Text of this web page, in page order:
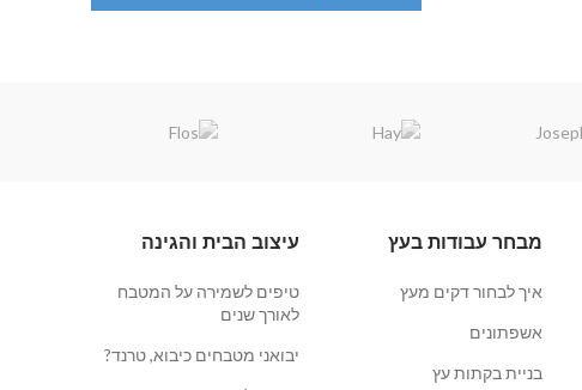
מבחר עבודות בעץ
איך לבחור דקים מעץ
אשפתונים
בניית בקתות עץ
עיצוב הבית והגינה
טיפים לשמירה על המטבח
לאורך שנים
יבואני מטבחים כיבוא, טרנד?